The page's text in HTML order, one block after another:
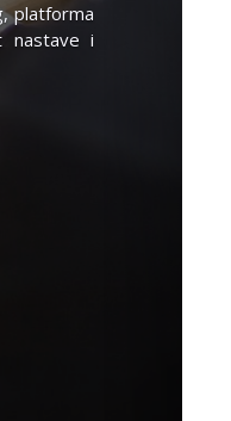
platforma
nastave i